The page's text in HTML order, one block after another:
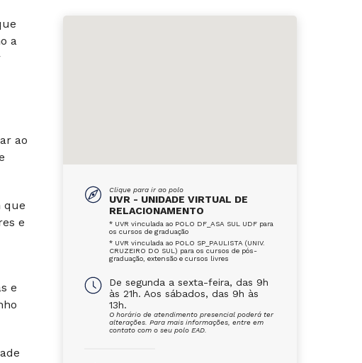
a
ao
que
e
e
Clique para ir ao polo
UVR - UNIDADE VIRTUAL DE
RELACIONAMENTO
* UVR vinculada ao POLO DF_ASA SUL UDF para
os cursos de graduação
* UVR vinculada ao POLO SP_PAULISTA (UNIV.
CRUZEIRO DO SUL) para os cursos de pós-
graduação, extensão e cursos livres
De segunda a sexta-feira, das 9h
às 21h. Aos sábados, das 9h às
13h.
O horário de atendimento presencial poderá ter
alterações. Para mais informações, entre em
contato com o seu polo EAD.